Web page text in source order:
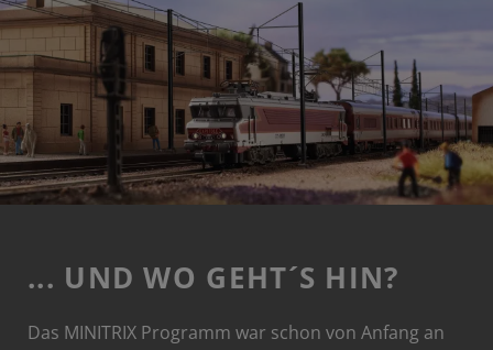
... UND WO GEHT´S HIN?
Das MINITRIX Programm war schon von Anfang an